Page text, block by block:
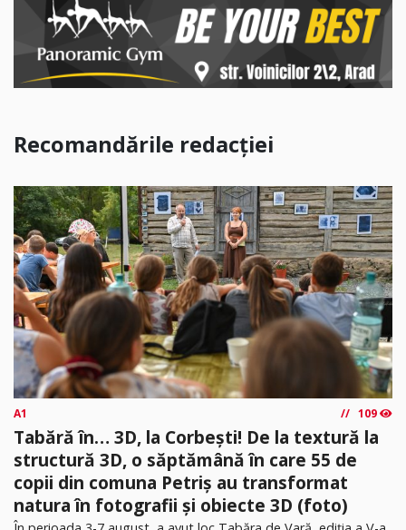
Recomandările redacției
A1 109
Tabără în… 3D, la Corbești! De la textură la
structură 3D, o săptămână în care 55 de
copii din comuna Petriș au transformat
natura în fotografii și obiecte 3D (foto)